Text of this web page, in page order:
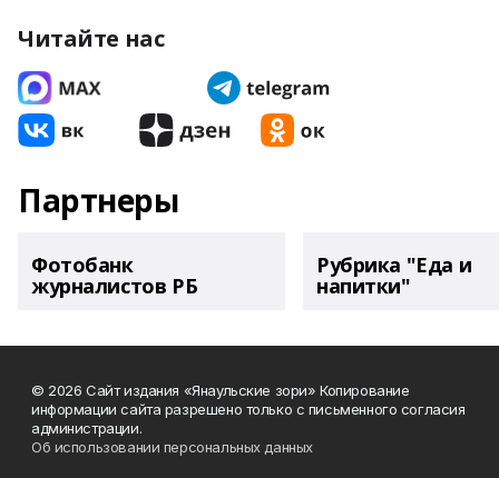
Читайте нас
Партнеры
Фотобанк
журналистов РБ
Рубрика "Еда и
напитки"
© 2026 Сайт издания «Янаульские зори» Копирование
информации сайта разрешено только с письменного согласия
администрации.
Об использовании персональных данных